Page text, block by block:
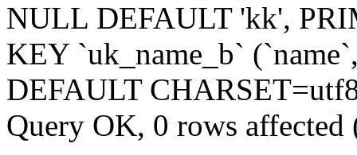
NULL DEFAULT 'kk',
KEY `uk_name_b`
DEFAULT
Query OK, 0 rows affected